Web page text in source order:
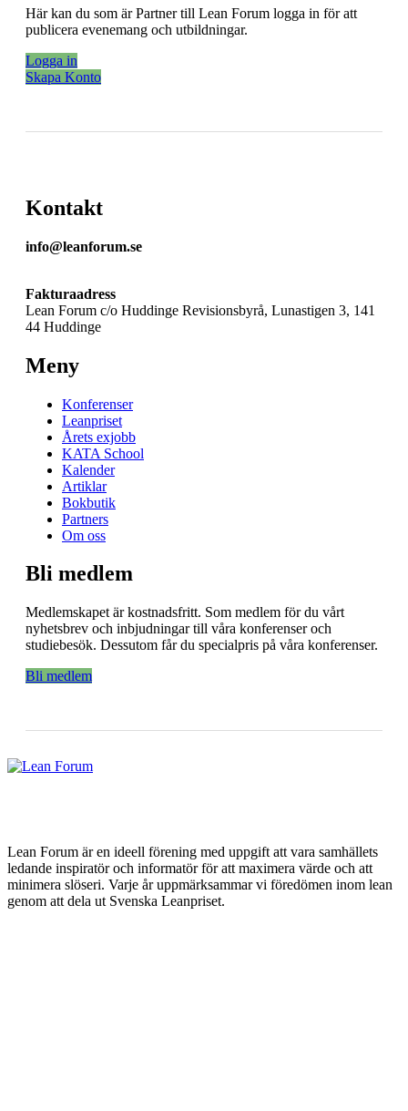
Här kan du som är Partner till Lean Forum logga in för att
publicera evenemang och utbildningar.
Logga in
Skapa Konto
Kontakt
info@leanforum.se
Fakturaadress
Lean Forum c/o Huddinge Revisionsbyrå, Lunastigen 3, 141
44 Huddinge
Meny
Konferenser
Leanpriset
Årets exjobb
KATA School
Kalender
Artiklar
Bokbutik
Partners
Om oss
Bli medlem
Medlemskapet är kostnadsfritt. Som medlem för du vårt
nyhetsbrev och inbjudningar till våra konferenser och
studiebesök. Dessutom får du specialpris på våra konferenser.
Bli medlem
Lean Forum är en ideell förening med uppgift att vara samhällets
ledande inspiratör och informatör för att maximera värde och att
minimera slöseri. Varje år uppmärksammar vi föredömen inom lean
genom att dela ut Svenska Leanpriset.